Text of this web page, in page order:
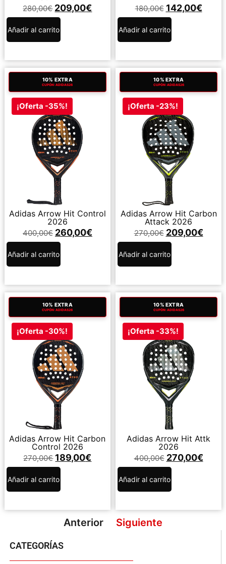
CATEGORÍAS
280,00€ 209,00€
Añadir al carrito
180,00€ 142,00€
Añadir al carrito
10% EXTRA
CUPÓN: ADIDAS26
¡Oferta -35%!
Adidas Arrow Hit Control
2026
400,00€ 260,00€
Añadir al carrito
10% EXTRA
CUPÓN: ADIDAS26
¡Oferta -23%!
Adidas Arrow Hit Carbon
Attack 2026
270,00€ 209,00€
Añadir al carrito
10% EXTRA
CUPÓN: ADIDAS26
¡Oferta -30%!
Adidas Arrow Hit Carbon
Control 2026
270,00€ 189,00€
Añadir al carrito
10% EXTRA
CUPÓN: ADIDAS26
¡Oferta -33%!
Adidas Arrow Hit Attk
2026
400,00€ 270,00€
Añadir al carrito
Anterior Siguiente